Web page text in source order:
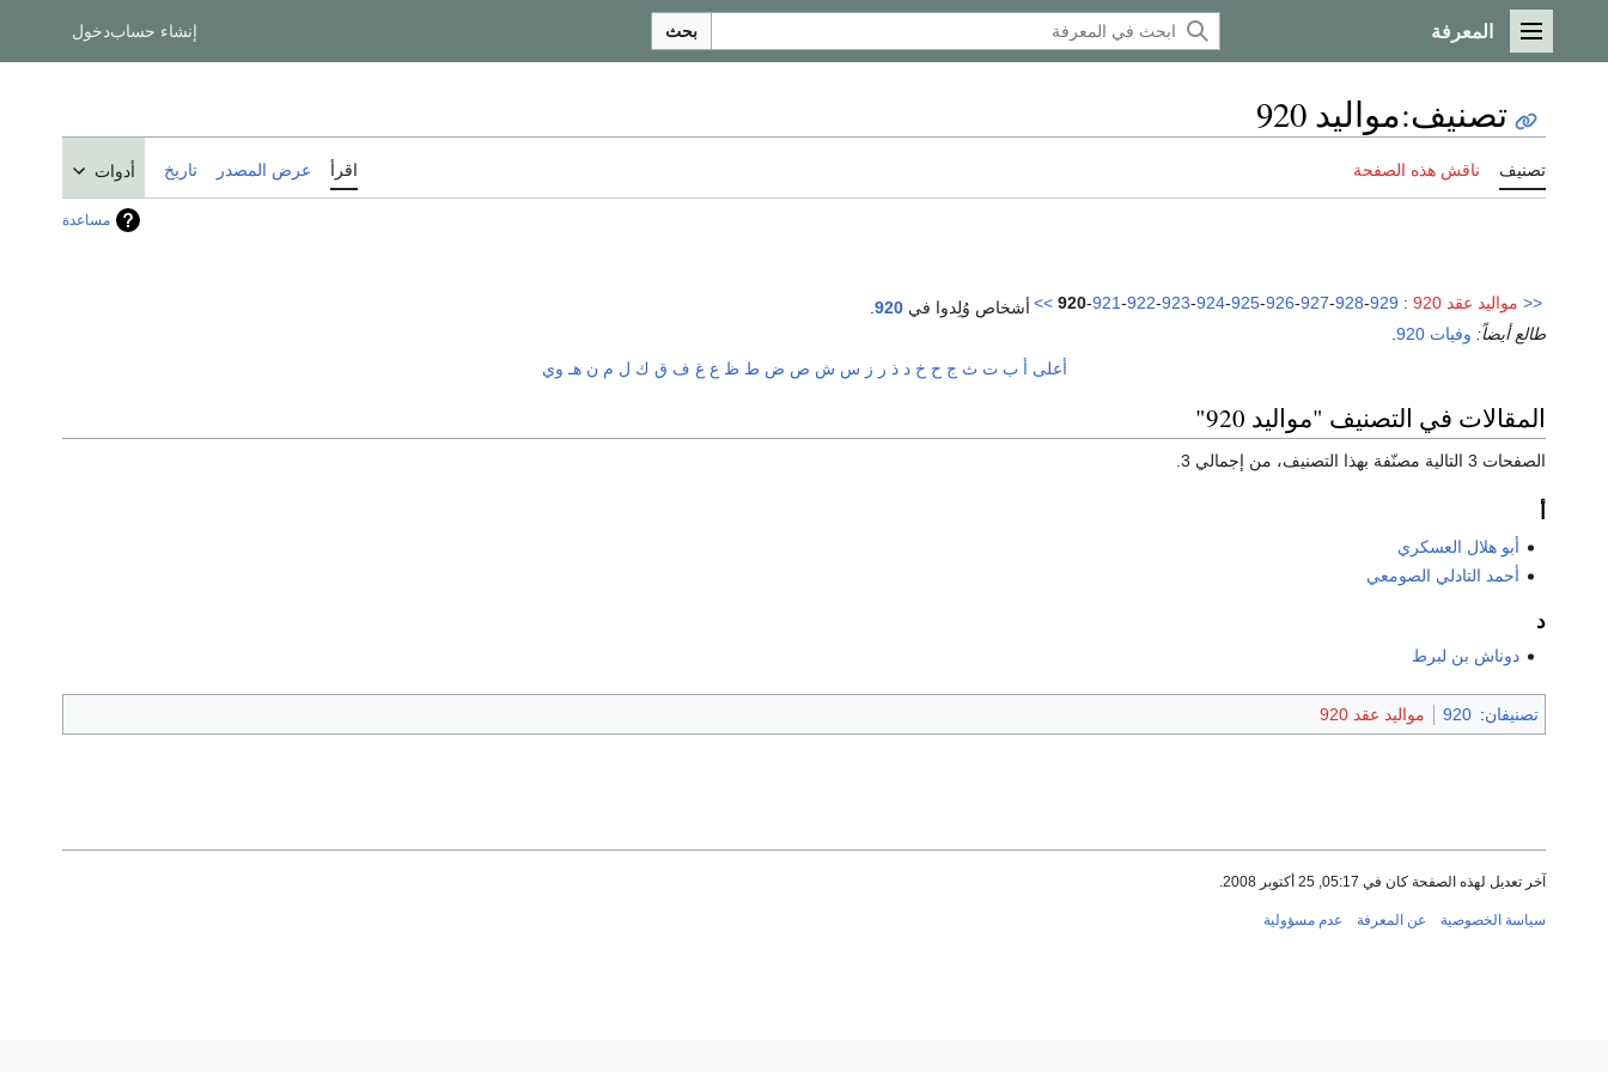
القائمة الرئيسية
المعرفة بحث إنشاء حسابدخول
تصنيف:مواليد 920
تصنيف ناقش هذه الصفحة اقرأ عرض المصدر تاريخ أدوات
مساعدة
<< مواليد عقد 920 :
920-921-922-923-924-925-926-927-928-929
>> أشخاص وُلِدوا في 920
طالع أيضاً: وفيات 920
أعلى أ ب ت ث ج ح خ د ذ ر ز س ش ص ض ط ظ ع غ ف ق ك ل م ن هـ وي
المقالات في التصنيف "مواليد 920"
الصفحات 3 التالية مصنّفة بهذا التصنيف، من إجمالي 3.
أبو هلال العسكري
أحمد التادلي الصومعي
د
دوناش بن لبرط
تصنيفان:
920 مواليد عقد 920
آخر تعديل لهذه الصفحة كان في 05:17, 25 أكتوبر 2008.
سياسة الخصوصية عن المعرفة عدم مسؤولية